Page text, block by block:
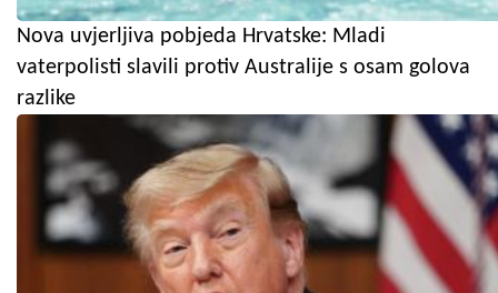
Nova uvjerljiva pobjeda Hrvatske: Mladi
vaterpolisti slavili protiv Australije s osam golova
razlike